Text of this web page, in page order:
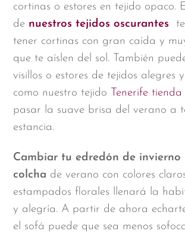
cortinas o estores en tejido opaco.
de nuestros tejidos oscurantes
tener cortinas con gran caída y
que te aíslen del sol. También
visillos o estores de tejidos alegres
como nuestro tejido
Tenerife tienda
pasar la suave brisa del verano a
estancia.
Cambiar tu edredón de invierno
colcha de verano con colores
estampados florales llenará la
y alegría. A partir de ahora
el sofá puede que sea menos